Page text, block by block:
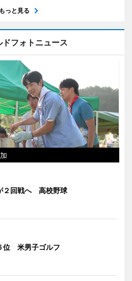
もっと見る
ドフォトニュース
２回戦へ 高校野球
位 米男子ゴルフ